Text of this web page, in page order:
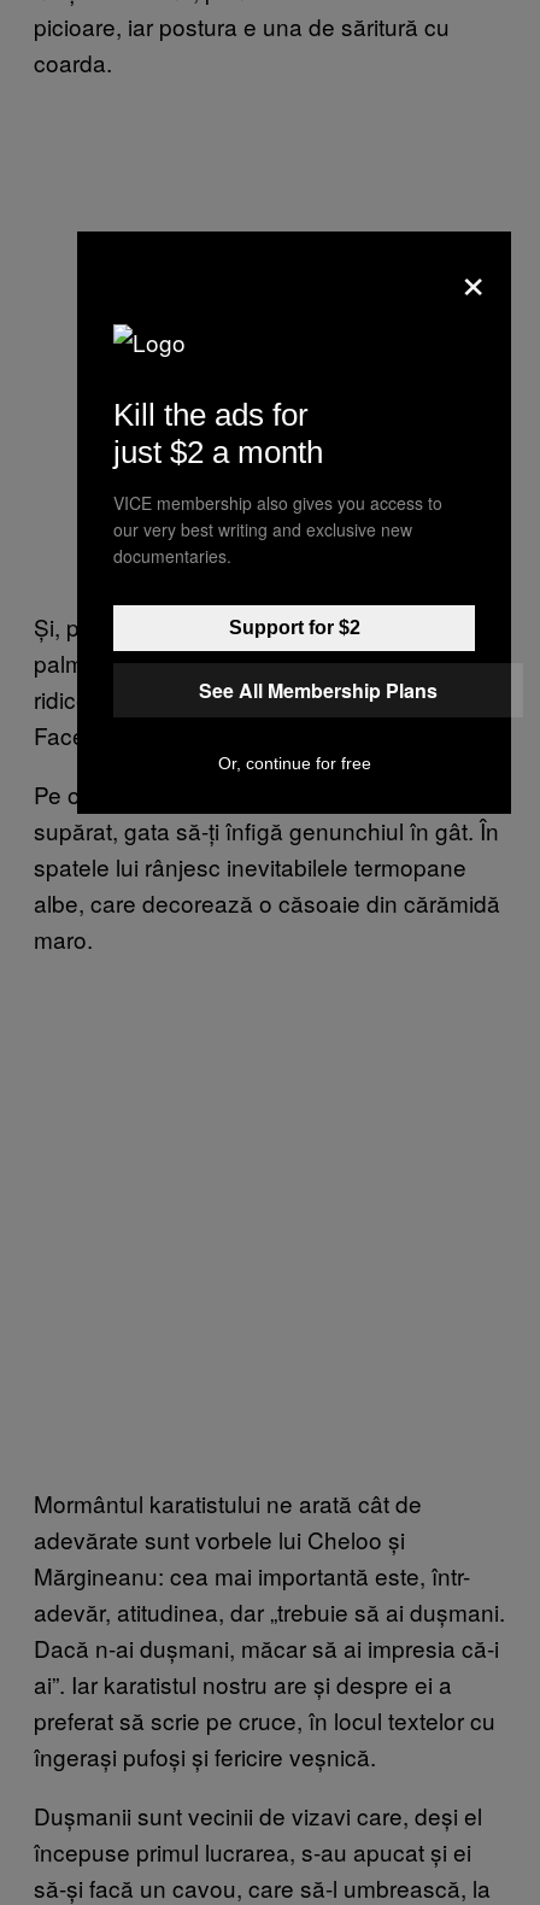
picioare, iar postura e una de săritură cu
coarda.
Și, pe o criptă roz, un mozaic tropical, cu
palmieri, parcă așteaptă băiețașul care să-l
ridice la rangul de poză de profil, pe
Facebook.
Pe o cruce găsesc fotografia unui karatist
supărat, gata să-ți înfigă genunchiul în gât. În
spatele lui rânjesc inevitabilele termopane
albe, care decorează o căsoaie din cărămidă
maro.
Mormântul karatistului ne arată cât de
adevărate sunt vorbele lui Cheloo și
Mărgineanu: cea mai importantă este, într-
adevăr, atitudinea, dar „trebuie să ai dușmani.
Dacă n-ai dușmani, măcar să ai impresia că-i
ai”. Iar karatistul nostru are și despre ei a
preferat să scrie pe cruce, în locul textelor cu
îngerași pufoși și fericire veșnică.
Dușmanii sunt vecinii de vizavi care, deși el
începuse primul lucrarea, s-au apucat și ei
să-și facă un cavou, care să-l umbrească, la
×
Kill the ads for
just $2 a month
VICE membership also gives you access to
our very best writing and exclusive new
documentaries.
Support for $2
See All Membership Plans
Or, continue for free